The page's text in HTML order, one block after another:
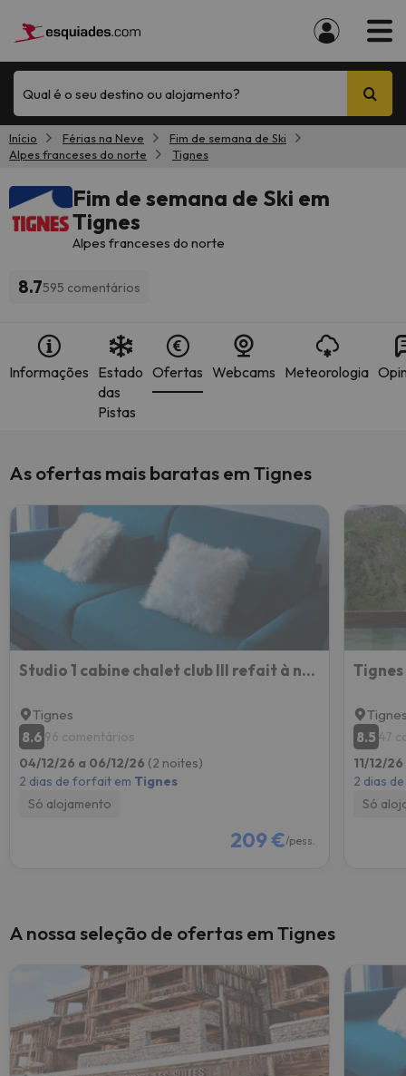
Qual é o seu destino ou alojamento?
Início Férias na Neve
Fim de semana de Ski
Alpes franceses do norte
Tignes
Fim de semana de Ski em
Tignes
Alpes franceses do norte
8.7595 comentários
Informações Estado
das
Pistas
Ofertas Webcams Meteorologia
As ofertas mais baratas em Tignes
Studio 1 cabine chalet club III refait à neuf
Tignes
8.6 96 comentários
04/12/26 a 06/12/26 (2 noites)
2 dias de forfait em Tignes
Só alojamento
209 €/pess.
8.5 47
11/12/
2 dias
Só
A nossa seleção de ofertas em Tignes